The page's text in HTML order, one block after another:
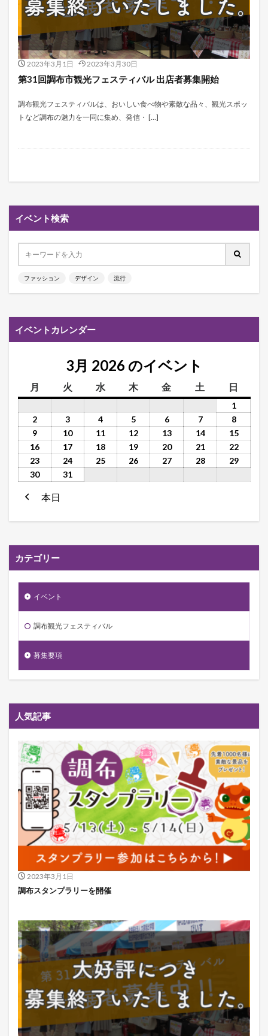
2023年3月1日 2023年3月30日
第31回調布市観光フェスティバル 出店者募集開始
調布観光フェスティバルは、おいしい食べ物や素敵な品々、観光スポッ
トなど調布の魅力を一同に集め、発信・ […]
イベント検索
ファッション デザイン 流行
イベントカレンダー
3月 2026 のイベント
月 火 水 木 金 土 日
1
2
3 4 5 6 7
8
9
10 11 12 13 14
15
16
17 18 19 20 21
22
23
24 25 26 27 28
29
30
31
前
本日
カテゴリー
イベント
調布観光フェスティバル
募集要項
人気記事
2023年3月1日
調布スタンプラリーを開催